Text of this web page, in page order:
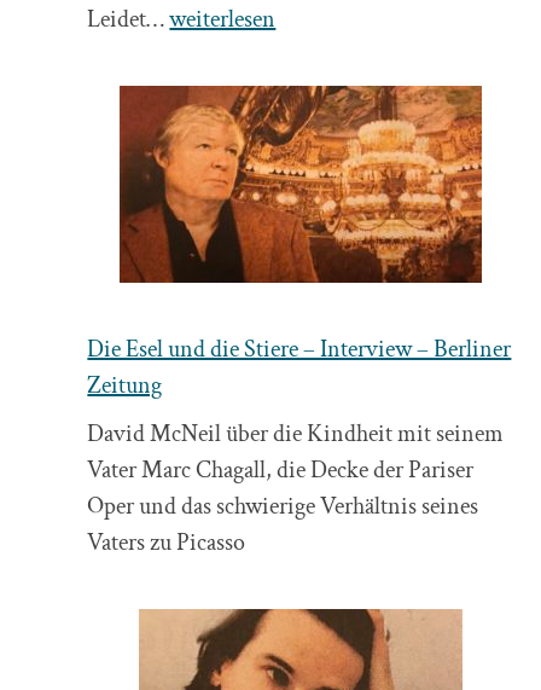
Leidet…Der
Pan-
Komplex,
Gespräch
mit
Michel
Onfray
den
Präsidenten
Nicolas
Sarkozy
weiterlesen
Die Esel und die Stiere – Interview – Berliner
Zeitung
David McNeil über die Kindheit mit seinem
Vater Marc Chagall, die Decke der Pariser
Oper und das schwierige Verhältnis seines
Vaters zu Picasso